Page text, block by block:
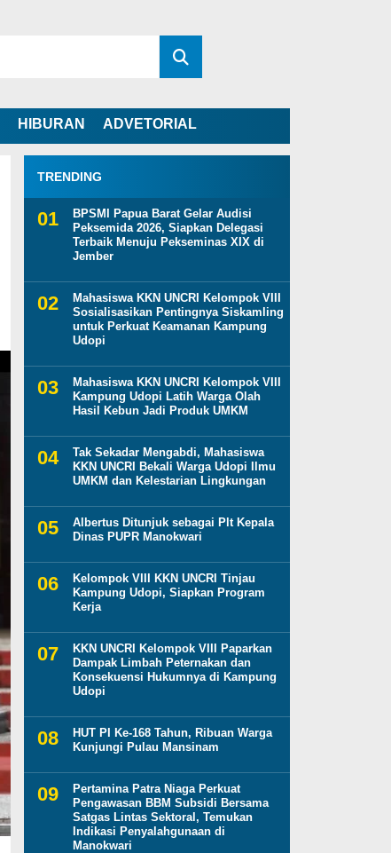
HIBURAN ADVETORIAL
TRENDING
BPSMI Papua Barat Gelar Audisi
Peksemida 2026, Siapkan Delegasi
Terbaik Menuju Pekseminas XIX di
Jember
Mahasiswa KKN UNCRI Kelompok VIII
Sosialisasikan Pentingnya Siskamling
untuk Perkuat Keamanan Kampung
Udopi
Mahasiswa KKN UNCRI Kelompok VIII
Kampung Udopi Latih Warga Olah
Hasil Kebun Jadi Produk UMKM
Tak Sekadar Mengabdi, Mahasiswa
KKN UNCRI Bekali Warga Udopi Ilmu
UMKM dan Kelestarian Lingkungan
Albertus Ditunjuk sebagai Plt Kepala
Dinas PUPR Manokwari
Kelompok VIII KKN UNCRI Tinjau
Kampung Udopi, Siapkan Program
Kerja
KKN UNCRI Kelompok VIII Paparkan
Dampak Limbah Peternakan dan
Konsekuensi Hukumnya di Kampung
Udopi
HUT PI Ke-168 Tahun, Ribuan Warga
Kunjungi Pulau Mansinam
Pertamina Patra Niaga Perkuat
Pengawasan BBM Subsidi Bersama
Satgas Lintas Sektoral, Temukan
Indikasi Penyalahgunaan di
Manokwari